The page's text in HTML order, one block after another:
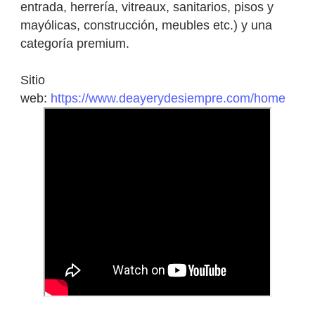
entrada, herrería, vitreaux, sanitarios, pisos y
mayólicas, construcción, meubles etc.) y una
categoría premium.
Sitio
web: https://www.deayerydesiempre.com/home